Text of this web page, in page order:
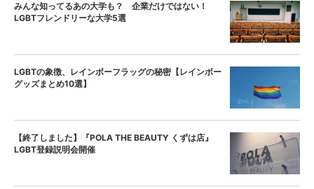
みんな知ってるあの大学も？ 企業だけではない！
LGBTフレンドリーな大学5選
LGBTの象徴、レインボーフラッグの秘密【レインボー
グッズまとめ10選】
【終了しました】『POLA THE BEAUTY くずは店』
LGBT登録説明会開催